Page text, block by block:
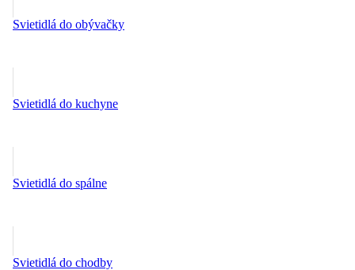
Svietidlá do obývačky
Svietidlá do kuchyne
Svietidlá do spálne
Svietidlá do chodby